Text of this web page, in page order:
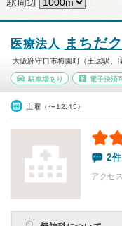
医療法人 まちだ
大阪府守口市梅園町（土居駅、
駐車場あり 電子決済
土曜（〜12:45）
2件
アクセ